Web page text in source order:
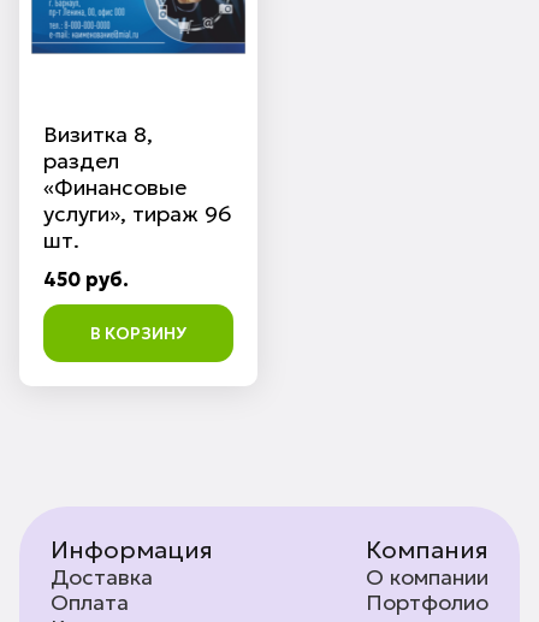
Визитка 8,
раздел
«Финансовые
услуги», тираж 96
шт.
450 руб.
В КОРЗИНУ
Информация
Доставка
Оплата
Компания
О компании
Портфолио